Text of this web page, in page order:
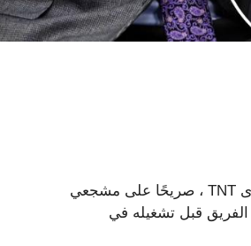
أعطى مدرب الدوري الاميركي للمحترفين السابق منذ فترة طويلة ، وهو الآن محلل لدى TNT ، صريحًا على مشجعي
قبل تشغيله في